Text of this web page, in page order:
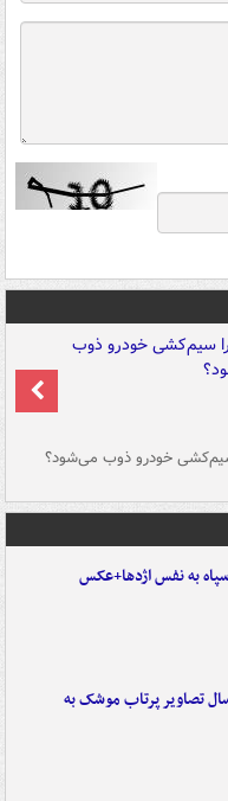
خودرو ذوب می‌شود؟
به نفس اژدها+عکس
تصاویر پرتاب موشک به